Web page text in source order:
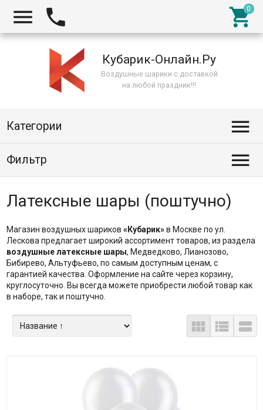
  
Кубарик-Онлайн.Ру
Воздушные шарики с доставкой
на любой праздник!!!
Категории 
Фильтр 
Латексные шары (поштучно)
Магазин воздушных шариков «Кубарик»в Москве по ул.
Лескова предлагает широкий ассортимент товаров, из раздела
воздушные латексные шары, Медведково, Лианозово,
Бибирево, Альтуфьево, по самым доступным ценам, с
гарантией качества. Оформление на сайте через корзину,
круглосуточно. Вы всегда можете приобрести любой товар как
в наборе, так и поштучно.
  